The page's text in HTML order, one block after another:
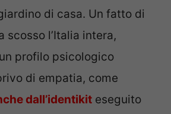
di casa. Un fatto di
scosso l’Italia intera,
profilo psicologico
di empatia, come
dall’identikit eseguito